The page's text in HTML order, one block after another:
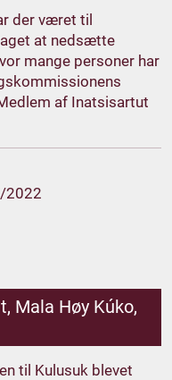
der været til
at nedsætte
mange personer har
af Inatsisartut
2022
Mala Høy Kúko,
til Kulusuk blevet